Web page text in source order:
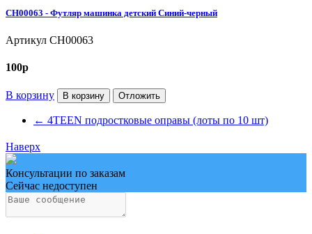
CH00063 - Футляр машинка детский Синий-черный
Артикул CH00063
100p
В корзину В корзину Отложить
← 4TEEN подростковые оправы (лоты по 10 шт)
Наверх
Консультации по заказам
Сейчас недоступен